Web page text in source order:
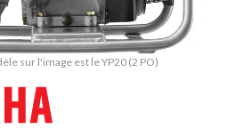
sur l'image est le YP20 (2 PO)